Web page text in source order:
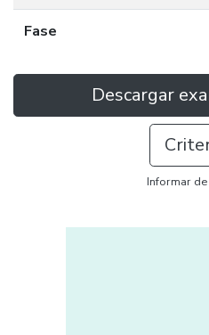
Fase
Descargar
Informar